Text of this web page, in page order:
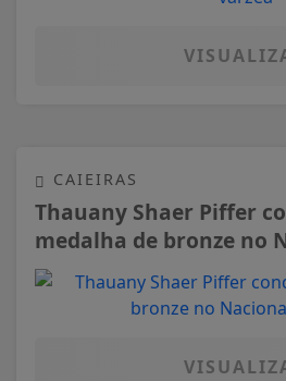
CAIEIRAS
Thauany Shaer Piffer
medalha de bronze no